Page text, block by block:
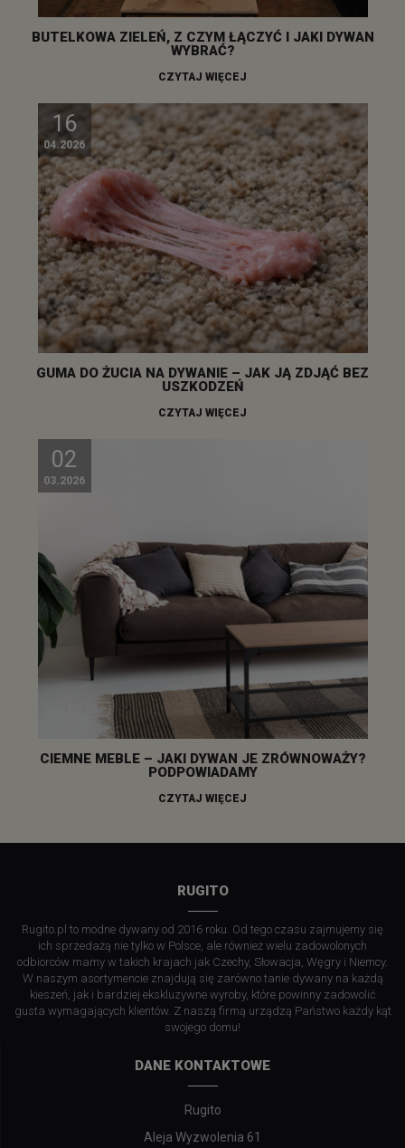
BUTELKOWA ZIELEŃ, Z CZYM ŁĄCZYĆ I JAKI DYWAN
WYBRAĆ?
CZYTAJ WIĘCEJ
16
04.2026
GUMA DO ŻUCIA NA DYWANIE – JAK JĄ ZDJĄĆ BEZ
USZKODZEŃ
CZYTAJ WIĘCEJ
02
03.2026
CIEMNE MEBLE – JAKI DYWAN JE ZRÓWNOWAŻY?
PODPOWIADAMY
CZYTAJ WIĘCEJ
RUGITO
Rugito.pl to modne dywany od 2016 roku. Od tego czasu zajmujemy się
ich sprzedażą nie tylko w Polsce, ale również wielu zadowolonych
odbiorców mamy w takich krajach jak Czechy, Słowacja, Węgry i Niemcy.
W naszym asortymencie znajdują się zarówno tanie dywany na każdą
kieszeń, jak i bardziej ekskluzywne wyroby, które powinny zadowolić
gusta wymagających klientów. Z naszą firmą urządzą Państwo każdy kąt
swojego domu!
DANE KONTAKTOWE
Rugito
Aleja Wyzwolenia 61